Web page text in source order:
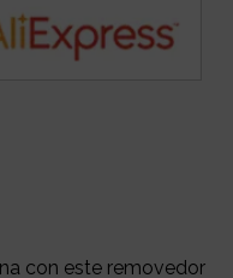
con este removedor